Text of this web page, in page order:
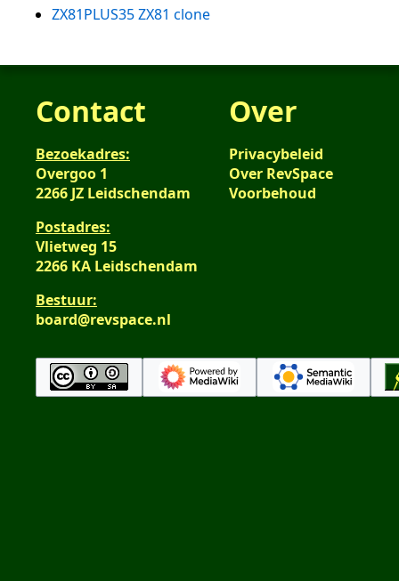
ZX81PLUS35 ZX81 clone
Contact
Bezoekadres:
Overgoo 1
2266 JZ Leidschendam
Postadres:
Vlietweg 15
2266 KA Leidschendam
Bestuur:
board@revspace.nl
Over
Privacybeleid
Over RevSpace
Voorbehoud